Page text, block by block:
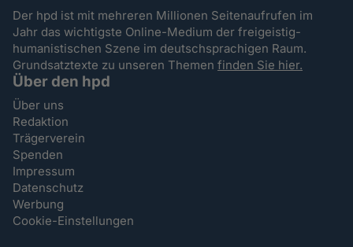
Der hpd ist mit mehreren Millionen Seitenaufrufen im
Jahr das wichtigste Online-Medium der freigeistig-
humanistischen Szene im deutschsprachigen Raum.
Grundsatztexte zu unseren Themenfinden Sie hier.
Über den hpd
Über uns
Redaktion
Trägerverein
Spenden
Impressum
Datenschutz
Werbung
Cookie-Einstellungen